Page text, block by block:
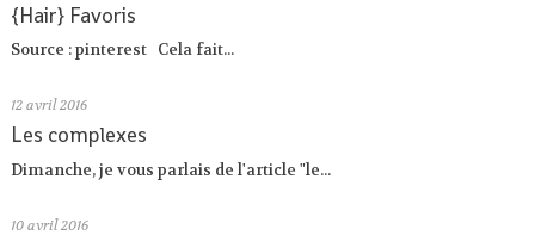
{Hair} Favoris
Source : pinterest Cela fait...
12 avril 2016
Les complexes
Dimanche, je vous parlais de l'article "le...
10 avril 2016